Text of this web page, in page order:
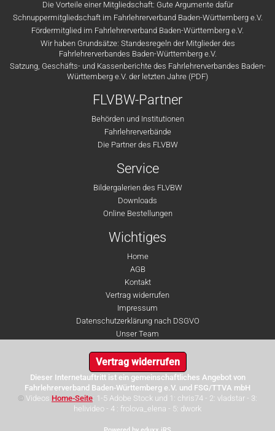
Die Vorteile einer Mitgliedschaft: Gute Argumente dafür
Schnuppermitgliedschaft im Fahrlehrerverband Baden-Württemberg e.V.
Fördermitglied im Fahrlehrerverband Baden-Württemberg e.V.
Wir haben Grundsätze: Standesregeln der Mitglieder des
Fahrlehrerverbandes Baden-Württemberg e.V.
Satzung, Geschäfts- und Kassenberichte des Fahrlehrerverbandes Baden-
Württemberg e.V. der letzten Jahre (PDF)
FLVBW-Partner
Behörden und Institutionen
Fahrlehrerverbände
Die Partner des FLVBW
Service
Bildergalerien des FLVBW
Downloads
Online Bestellungen
Wichtiges
Home
AGB
Kontakt
Vertrag widerrufen
Impressum
Datenschutzerklärung nach DSGVO
Unser Team
Vertrag widerrufen
Dieser Internetauftritt ist ein gemeinschaftliches Angebot von
Fahrlehrerverband Baden-Württemberg e.V. und FSG/TTVA mbH
© Videos Home-Seite: 1-5 Adobe Stock und 1: chris74 - 2: vladstar - 3:
helivideo - 4 : frolova_elena - 5: dwork